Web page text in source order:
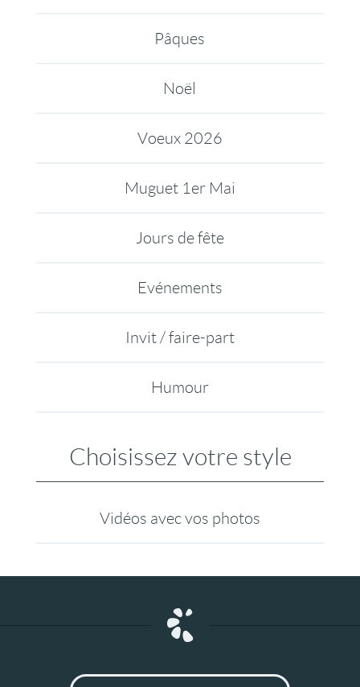
Pâques
Noël
Voeux 2026
Muguet 1er Mai
Jours de fête
Evénements
Invit / faire-part
Humour
Choisissez votre style
Vidéos avec vos photos